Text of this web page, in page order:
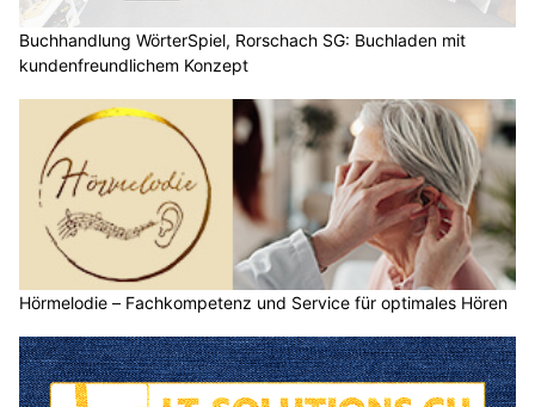
Buchhandlung WörterSpiel, Rorschach SG: Buchladen mit
kundenfreundlichem Konzept
Hörmelodie – Fachkompetenz und Service für optimales Hören